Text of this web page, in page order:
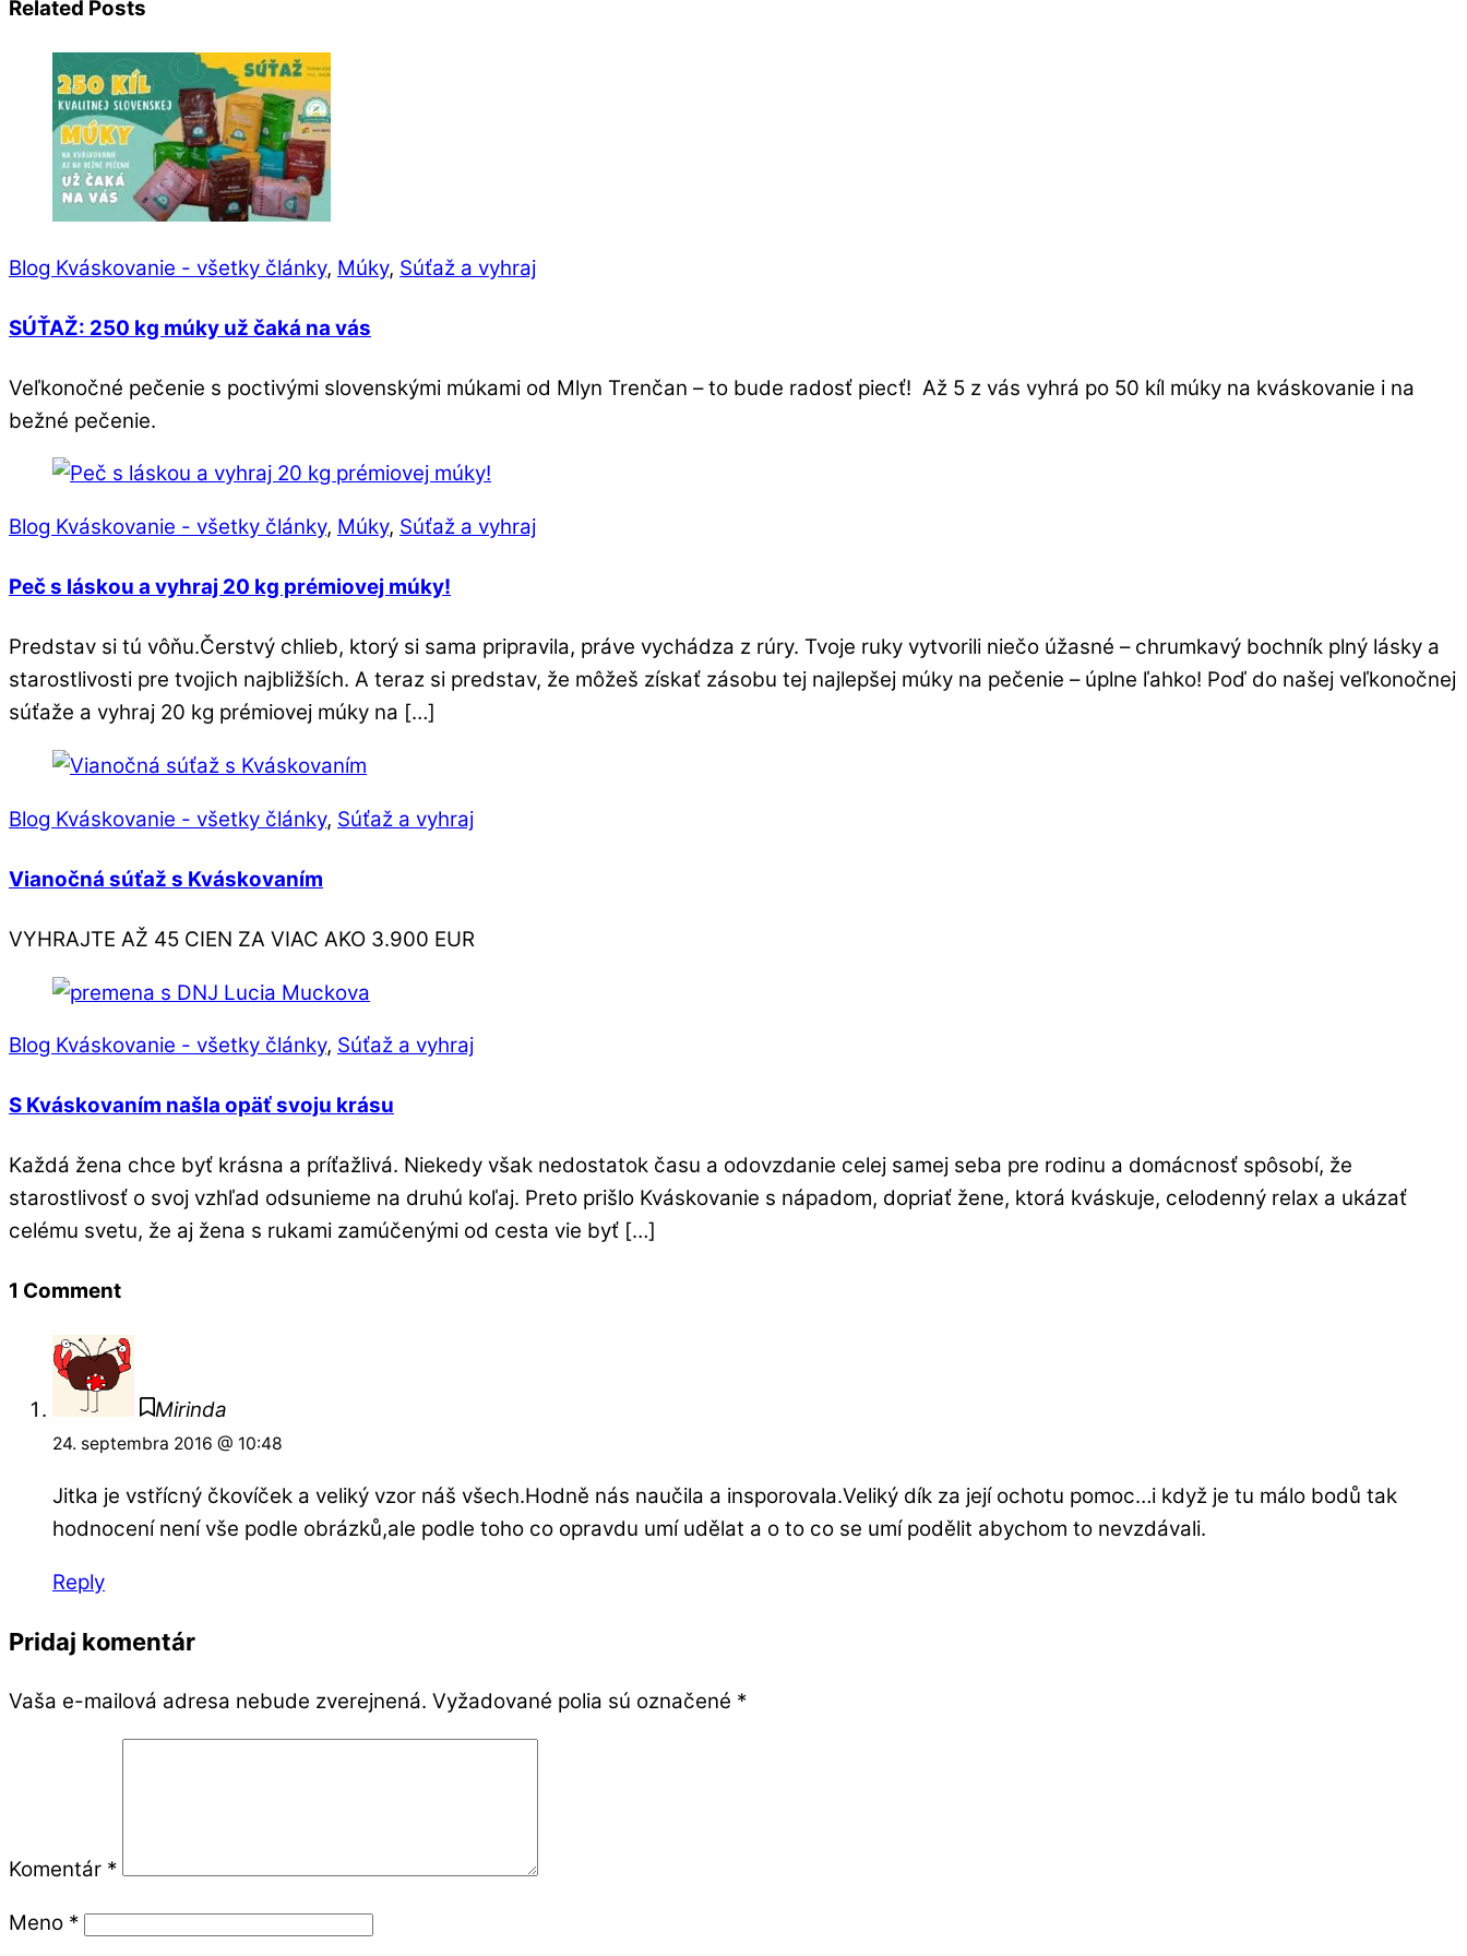
Related Posts
Blog Kváskovanie - všetky články, Múky, Súťaž a vyhraj
SÚŤAŽ: 250 kg múky už čaká na vás
Veľkonočné pečenie s poctivými slovenskými múkami od Mlyn Trenčan – to bude radosť piecť! Až 5 z vás vyhrá po 50 kíl múky na kváskovanie i na
bežné pečenie.
Blog Kváskovanie - všetky články, Múky, Súťaž a vyhraj
Peč s láskou a vyhraj 20 kg prémiovej múky!
Predstav si tú vôňu.Čerstvý chlieb, ktorý si sama pripravila, práve vychádza z rúry. Tvoje ruky vytvorili niečo úžasné – chrumkavý bochník plný lásky a
starostlivosti pre tvojich najbližších. A teraz si predstav, že môžeš získať zásobu tej najlepšej múky na pečenie – úplne ľahko! Poď do našej veľkonočnej
súťaže a vyhraj 20 kg prémiovej múky na […]
Blog Kváskovanie - všetky články, Súťaž a vyhraj
Vianočná súťaž s Kváskovaním
VYHRAJTE AŽ 45 CIEN ZA VIAC AKO 3.900 EUR
Blog Kváskovanie - všetky články, Súťaž a vyhraj
S Kváskovaním našla opäť svoju krásu
Každá žena chce byť krásna a príťažlivá. Niekedy však nedostatok času a odovzdanie celej samej seba pre rodinu a domácnosť spôsobí, že
starostlivosť o svoj vzhľad odsunieme na druhú koľaj. Preto prišlo Kváskovanie s nápadom, dopriať žene, ktorá kváskuje, celodenný relax a ukázať
celému svetu, že aj žena s rukami zamúčenými od cesta vie byť […]
1 Comment
Mirinda
24. septembra 2016 @ 10:48
Jitka je vstřícný čkovíček a veliký vzor náš všech.Hodně nás naučila a insporovala.Veliký dík za její ochotu pomoc…i když je tu málo bodů tak
hodnocení není vše podle obrázků,ale podle toho co opravdu umí udělat a o to co se umí podělit abychom to nevzdávali.
Reply
Pridaj komentár
Vaša e-mailová adresa nebude zverejnená. Vyžadované polia sú označené *
Komentár *
Meno *